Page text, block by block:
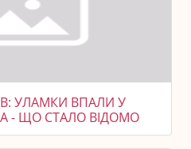
УЛАМКИ ВПАЛИ У
- ЩО СТАЛО ВІДОМО